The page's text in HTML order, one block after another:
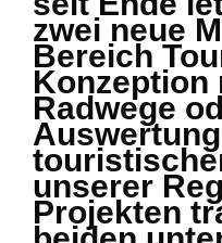
zwei neue
Bereich
Konzeption
Radwege
unserer
Projekten